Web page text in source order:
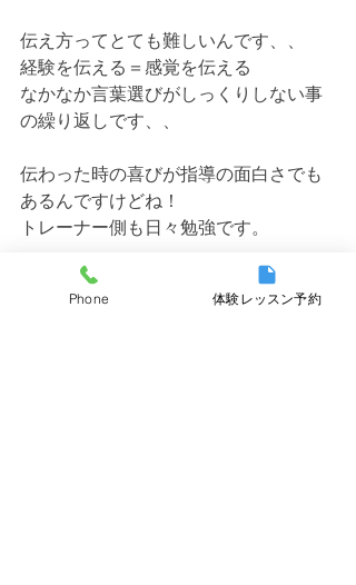
伝え方ってとても難しいんです、、
経験を伝える＝感覚を伝える
なかなか言葉選びがしっくりしない事
の繰り返しです、、
伝わった時の喜びが指導の面白さでも
あるんですけどね！
トレーナー側も日々勉強です。
Phone 体験レッスン予約